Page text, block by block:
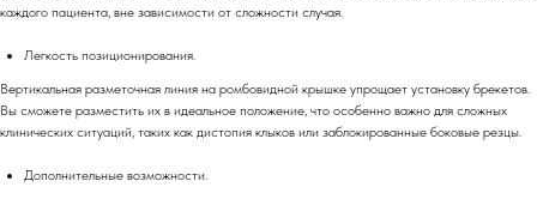
каждого пациента, вне зависимости от сложности случая.
Легкость позиционирования.
Вертикальная разметочная линия на ромбовидной крышке упрощает установку брекетов.
Вы сможете разместить их в идеальное положение, что особенно важно для сложных
клинических ситуаций, таких как дистопия клыков или заблокированные боковые резцы.
Дополнительные возможности.